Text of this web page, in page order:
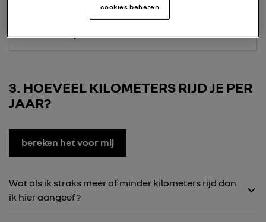
24 maanden
+ € 175 per maand
3 HOEVEEL KILOMETERS RIJD JE PER
JAAR?
bereken het voor mij
Wat als ik straks meer of minder kilometers rijd dan
ik hier aangeef?
cookies beheren